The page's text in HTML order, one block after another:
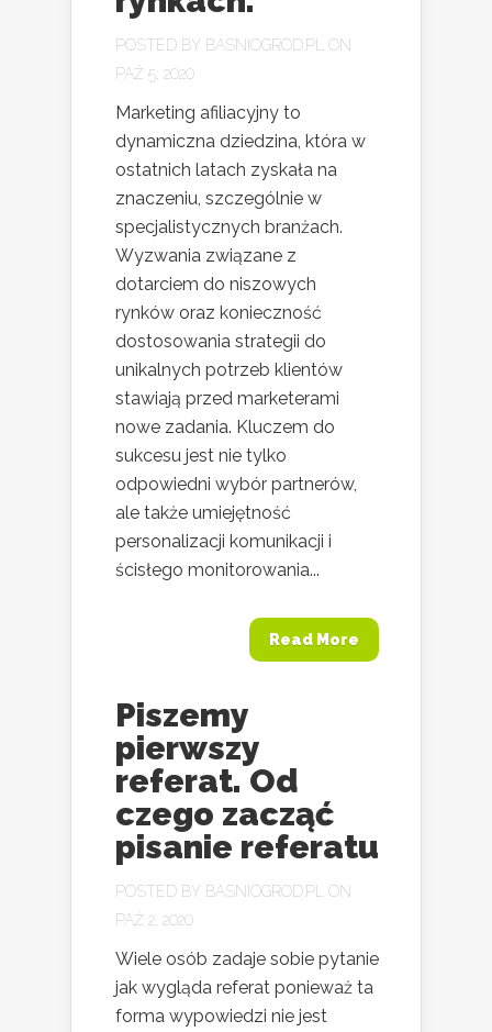
POSTED BY BASNIOGROD.PL
ON
PAŹ 5, 2020
Marketing afiliacyjny to
dynamiczna dziedzina, która w
ostatnich latach zyskała na
znaczeniu, szczególnie w
specjalistycznych branżach.
Wyzwania związane z
dotarciem do niszowych
rynków oraz konieczność
dostosowania strategii do
unikalnych potrzeb klientów
stawiają przed marketerami
nowe zadania. Kluczem do
sukcesu jest nie tylko
odpowiedni wybór partnerów,
ale także umiejętność
personalizacji komunikacji i
ścisłego monitorowania...
Read More
Piszemy
pierwszy
referat. Od
czego zacząć
pisanie referatu
POSTED BY BASNIOGROD.PL
ON
PAŹ 2, 2020
Wiele osób zadaje sobie pytanie
jak wygląda referat ponieważ ta
forma wypowiedzi nie jest